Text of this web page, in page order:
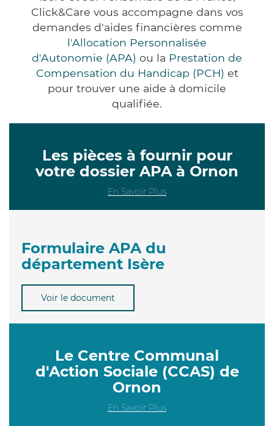
Click&Care vous accompagne dans vos
demandes d'aides financières comme
l'Allocation Personnalisée
d'Autonomie (APA) ou la Prestation de
Compensation du Handicap (PCH) et
pour trouver une aide à domicile
qualifiée.
Les pièces à fournir pour
votre dossier APA à Ornon
En Savoir Plus
Formulaire APA du
département Isère
Voir le document
Le Centre Communal
d'Action Sociale (CCAS) de
Ornon
En Savoir Plus